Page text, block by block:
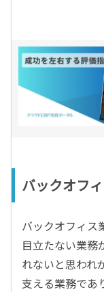
バックオフ
バックオフィス
目立たない業務
れないと思われ
支える業務であ